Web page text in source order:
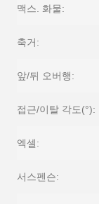
맥스. 화물:
축거:
앞/뒤 오버행:
접근/이탈 각도(°):
엑셀:
서스펜슨: